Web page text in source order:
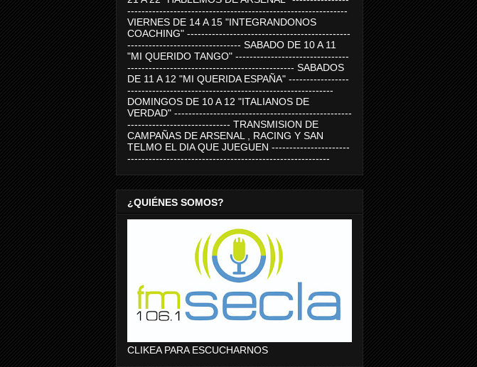
--------------------------------------------------------------
VIERNES DE 14 A 15 "INTEGRANDONOS
COACHING" ----------------------------------------------
-------------------------------- SABADO DE 10 A 11
"MI QUERIDO TANGO" --------------------------------
----------------------------------------------- SABADOS
DE 11 A 12 "MI QUERIDA ESPAÑA" -----------------
----------------------------------------------------------
DOMINGOS DE 10 A 12 "ITALIANOS DE
VERDAD" --------------------------------------------------
----------------------------- TRANSMISION DE
CAMPAÑAS DE ARSENAL , RACING Y SAN
TELMO EL DIA QUE JUEGUEN ----------------------
---------------------------------------------------------
¿QUIÉNES SOMOS?
CLIKEA PARA ESCUCHARNOS